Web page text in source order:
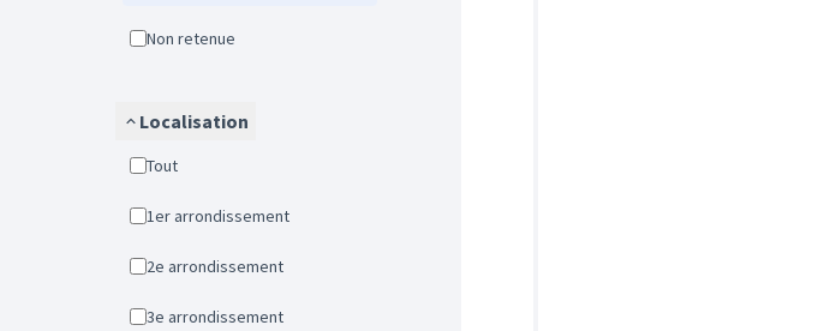
Non retenue
Localisation
Tout
1er arrondissement
2e arrondissement
3e arrondissement